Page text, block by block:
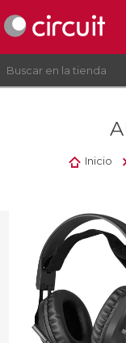
INICIAR SESIÓN
Inicio